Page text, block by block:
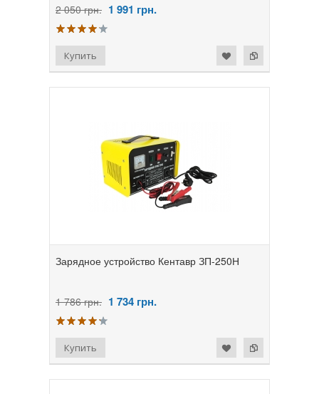
2 050 грн. 1 991 грн.
Зарядное устройство Кентавр ЗП-250Н
1 786 грн. 1 734 грн.